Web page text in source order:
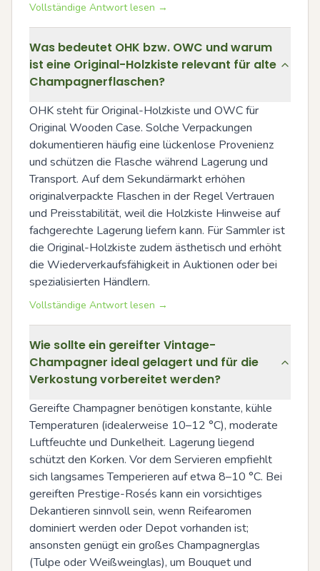
Vollständige Antwort lesen →
Was bedeutet OHK bzw. OWC und warum
ist eine Original-Holzkiste relevant für alte
Champagnerflaschen?
OHK steht für Original-Holzkiste und OWC für
Original Wooden Case. Solche Verpackungen
dokumentieren häufig eine lückenlose Provenienz
und schützen die Flasche während Lagerung und
Transport. Auf dem Sekundärmarkt erhöhen
originalverpackte Flaschen in der Regel Vertrauen
und Preisstabilität, weil die Holzkiste Hinweise auf
fachgerechte Lagerung liefern kann. Für Sammler ist
die Original-Holzkiste zudem ästhetisch und erhöht
die Wiederverkaufsfähigkeit in Auktionen oder bei
spezialisierten Händlern.
Vollständige Antwort lesen →
Wie sollte ein gereifter Vintage-
Champagner ideal gelagert und für die
Verkostung vorbereitet werden?
Gereifte Champagner benötigen konstante, kühle
Temperaturen (idealerweise 10–12 °C), moderate
Luftfeuchte und Dunkelheit. Lagerung liegend
schützt den Korken. Vor dem Servieren empfiehlt
sich langsames Temperieren auf etwa 8–10 °C. Bei
gereiften Prestige-Rosés kann ein vorsichtiges
Dekantieren sinnvoll sein, wenn Reifearomen
dominiert werden oder Depot vorhanden ist;
ansonsten genügt ein großes Champagnerglas
(Tulpe oder Weißweinglas), um Bouquet und